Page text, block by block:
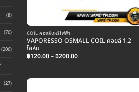
(8)
(76)
(206)
(27)
COIL คอยล์บุหรี่ไฟฟ้า
VAPORESSO OSMALL COIL คอยล์ 1.2
โอห์ม
฿120.00–฿200.00Price
฿200.00